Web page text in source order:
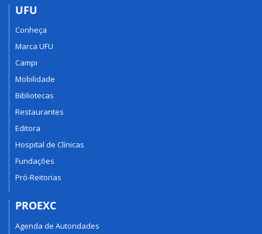
UFU
Conheça
Marca UFU
Campi
Mobilidade
Bibliotecas
Restaurantes
Editora
Hospital de Clínicas
Fundações
Pró-Reitorias
PROEXC
Agenda de Autoridades